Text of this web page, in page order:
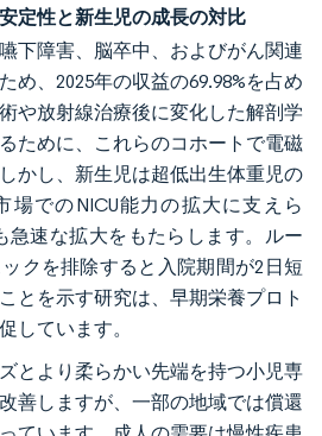
定性と新生児の成長の対比
下障害、脳卒中、およびがん関連
め、2025年の収益の69.98%を占め
や放射線治療後に変化した解剖学
ために、これらのコホートで電磁
かし、新生児は超低出生体重児の
場でのNICU能力の拡大に支えら
急速な拡大をもたらします。ルー
クを排除すると入院期間が2日短
とを示す研究は、早期栄養プロト
しています。
とより柔らかい先端を持つ小児専
善しますが、一部の地域では償還